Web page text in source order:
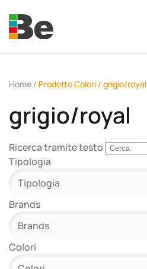
Skip to main content
Home / Prodotto Colori / grigio/royal
grigio/royal
Ricerca tramite testo
Tipologia
Brands
Colori